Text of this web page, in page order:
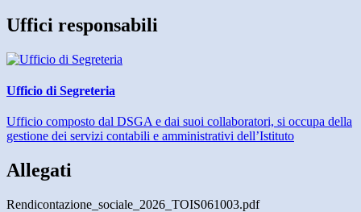
Uffici responsabili
Ufficio di Segreteria
Ufficio composto dal DSGA e dai suoi collaboratori, si occupa della
gestione dei servizi contabili e amministrativi dell’Istituto
Allegati
Rendicontazione_sociale_2026_TOIS061003.pdf